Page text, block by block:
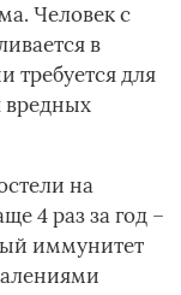
Человек с
в
требуется для
вредных
на
4 раз за год –
иммунитет